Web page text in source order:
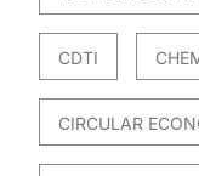
CDTI
CIRCULAR